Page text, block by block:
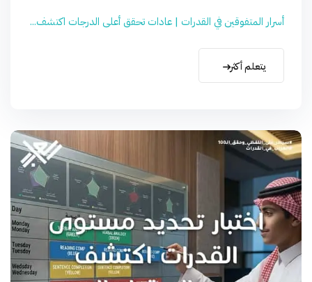
أسرار المتفوقين في القدرات | عادات تحقق أعلى الدرجات اكتشف...
يتعلم أكثر